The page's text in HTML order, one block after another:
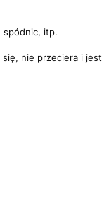
spódnic, itp.
nie przeciera i